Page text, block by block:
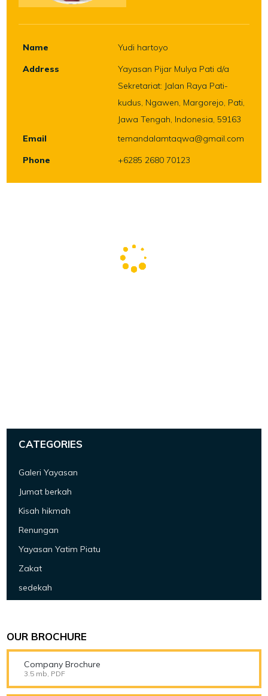
Name
Yudi hartoyo
Address
Yayasan Pijar Mulya Pati d/a
Sekretariat: Jalan Raya Pati-
kudus, Ngawen, Margorejo, Pati,
Jawa Tengah, Indonesia, 59163
Email
temandalamtaqwa@gmail.com
Phone
+6285 2680 70123
CATEGORIES
Galeri Yayasan
Jumat berkah
Kisah hikmah
Renungan
Yayasan Yatim Piatu
Zakat
sedekah
OUR BROCHURE
Company Brochure
3.5 mb, PDF